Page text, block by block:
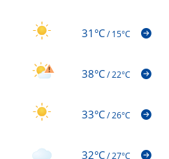
31°C/15°C
38°C/22°C
33°C/26°C
32°C/27°C